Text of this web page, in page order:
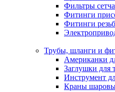
Фильтры
Фитинги
Фитинги
Трубы, шланги и
Американки
Заглушки для
Инструмент
Краны